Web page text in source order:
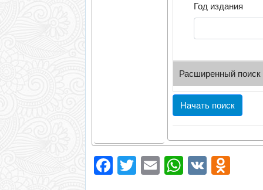
Год издания
Расширенный поиск
УДК/ББК
ISBN/ISSN
Facebook
Twitter
EmailVK